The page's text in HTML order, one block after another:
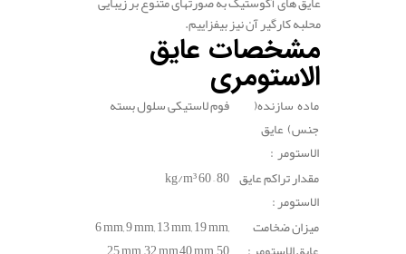
محلبه کارگیر آن نیز بیفزاییم.
مشخصات عایق
الاستومری
ماده سازنده(
جنس) عایق
الاستومر :
فوم لاستیکی سلول بسته
مقدار تراکم عایق
الاستومر :
kg/m³60 – 80
میزان ضخامت
6 mm, 9 mm, 13 mm, 19 mm,